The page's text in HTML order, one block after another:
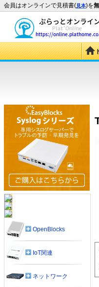
会員はオンラインで見積書(見本)を
OpenBlocks
IoT関連
ネットワーク